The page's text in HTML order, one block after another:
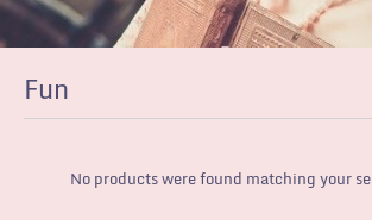
Fun
No products were found matching your